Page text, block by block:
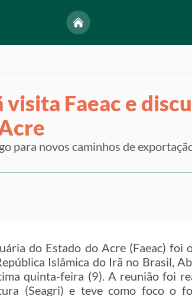
Faeac e
para novos caminhos de
do Estado do Acre (Faeac) foi
Islâmica do Irã no Brasil,
quinta-feira (9). A reunião foi
(Seagri) e teve como foco o